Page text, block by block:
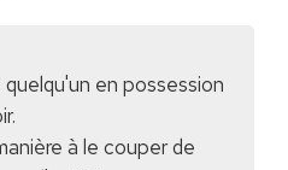
en possession
à le couper de